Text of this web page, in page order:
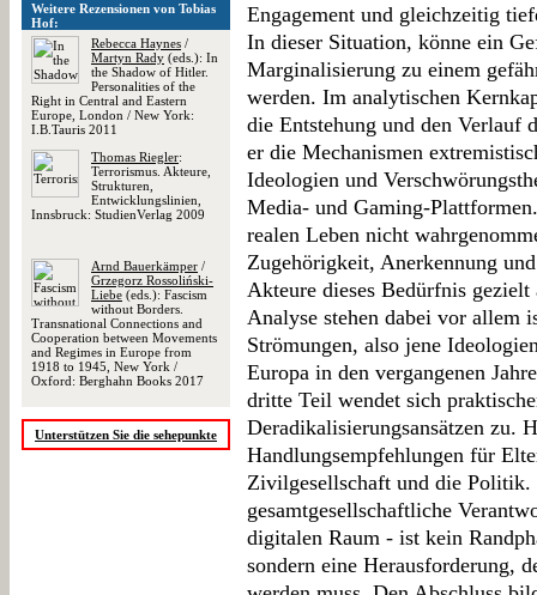
Weitere Rezensionen von Tobias
Hof:
Rebecca Haynes /
Martyn Rady (eds.): In
the Shadow of Hitler.
Personalities of the
Right in Central and Eastern
Europe, London / New York:
I.B.Tauris 2011
Thomas Riegler:
Terrorismus. Akteure,
Strukturen,
Entwicklungslinien,
Innsbruck: StudienVerlag 2009
Arnd Bauerkämper /
Grzegorz Rossoliński-
Liebe (eds.): Fascism
without Borders.
Transnational Connections and
Cooperation between Movements
and Regimes in Europe from
1918 to 1945, New York /
Oxford: Berghahn Books 2017
Unterstützen Sie die sehepunkte
Engagement und gleichzeitig
In dieser Situation, könne ein
Marginalisierung zu einem
werden. Im analytischen
die Entstehung und den Verlauf
er die Mechanismen
Ideologien und
Media- und Gaming-
realen Leben nicht
Zugehörigkeit, Anerkennung
Akteure dieses Bedürfnis
Analyse stehen dabei vor allem
Strömungen, also jene
Europa in den vergangenen
dritte Teil wendet sich
Deradikalisierungsansätzen zu.
Handlungsempfehlungen für
Zivilgesellschaft und die Politik.
gesamtgesellschaftliche
digitalen Raum - ist kein
sondern eine Herausforderung,